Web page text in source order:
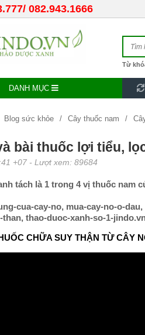
082.943.1666
Từ
DANH MỤC
Blog sức khỏe Cây thuốc nam
bài thuốc lợi tiểu,
+07 - Lượt xem: 89684
tách là 1 trong 4 vị thuốc nam
cua-cay-no, mua-cay-no-o-
thao-duoc-xanh-so-1-
CHỮA SUY THẬN TỪ CÂY